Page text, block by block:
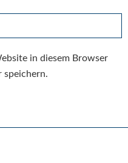
in diesem Browser
speichern.